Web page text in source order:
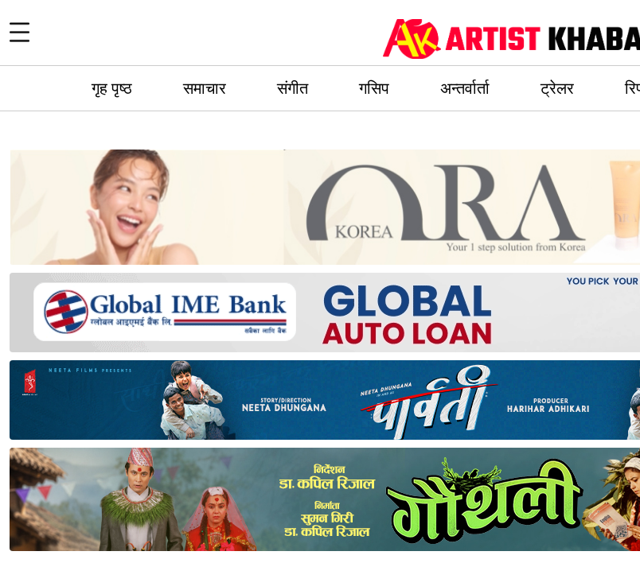
गृह पृष्ठ समाचार संगीत गसिप अन्तर्वार्ता ट्रेलर